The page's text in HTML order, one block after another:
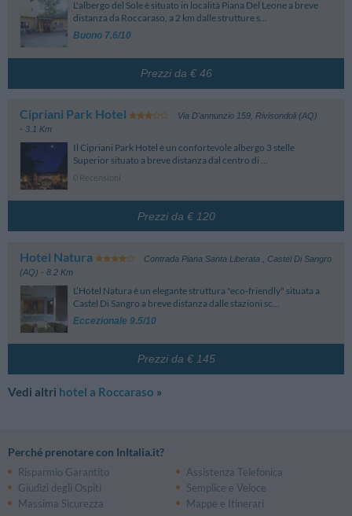
L'albergo del Sole è situato in località Piana Del Leone a breve
distanza da Roccaraso, a 2 km dalle strutture s...
Buono 7.6/10
Prezzi da € 46
Cipriani Park Hotel Via D'annunzio 159, Rivisondoli (AQ)
- 3.1 Km
Il Cipriani Park Hotel è un confortevole albergo 3 stelle
Superior situato a breve distanza dal centro di ...
0 Recensioni
Prezzi da € 120
Hotel Natura Contrada Piana Santa Liberata
Castel Di Sangro
(AQ) - 8.2 Km
L’Hotel Natura è un elegante struttura "eco-friendly" situata a
Castel Di Sangro a breve distanza dalle stazioni sc...
Eccezionale 9.5/10
Prezzi da € 145
Vedi altri hotel a Roccaraso »
Perché prenotare con InItalia.it?
Risparmio Garantito
Assistenza Telefonica
Giudizi degli Ospiti
Semplice e Veloce
Massima Sicurezza
Mappe e Itinerari